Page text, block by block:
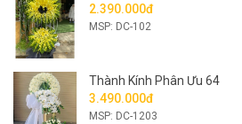
2.390.000đ
MSP: DC-102
Thành Kính Phân Ưu 64
3.490.000đ
MSP: DC-1203